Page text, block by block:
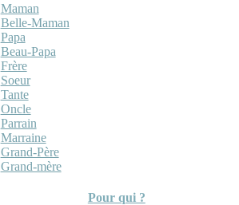
Maman
Belle-Maman
Papa
Beau-Papa
Frère
Soeur
Tante
Oncle
Parrain
Marraine
Grand-Père
Grand-mère
Pour qui ?